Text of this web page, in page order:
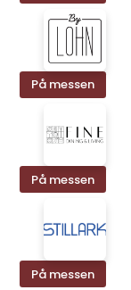
På messen
På messen
På messen